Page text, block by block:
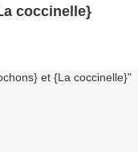
coccinelle}